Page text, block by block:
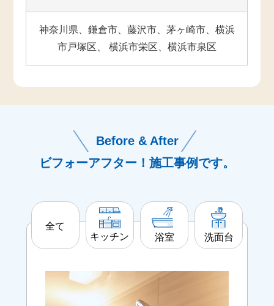
神奈川県、鎌倉市、藤沢市、茅ヶ崎市、横浜
市戸塚区、 横浜市栄区、横浜市泉区
Before & After
ビフォーアフター！施工事例です。
全て
キッチン
浴室 洗面台